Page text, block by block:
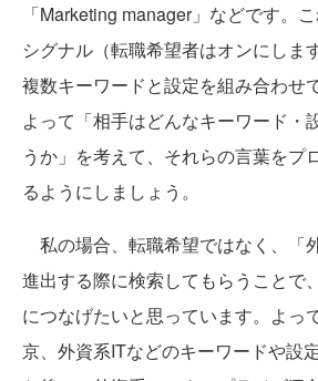
「Marketing manager」などです。
シグナル（転職希望者はオンにしま
複数キーワードと設定を組み合わせ
よって「相手はどんなキーワード・
うか」を考えて、それらの言葉をプ
るようにしましょう。
私の場合、転職希望ではなく、「
進出する際に検索してもらうことで
につなげたいと思っています。よっ
京、外資系ITなどのキーワードや設